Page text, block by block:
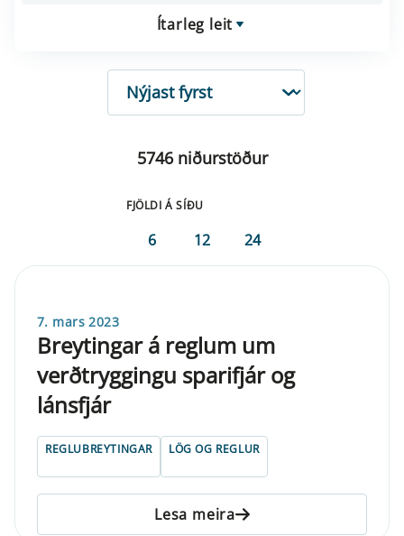
Ítarleg leit
RÖÐUN
5746 niðurstöður
FJÖLDI Á SÍÐU
6 12 24
7. mars 2023
Breytingar á reglum um
verðtryggingu sparifjár og
lánsfjár
REGLUBREYTINGAR LÖG OG REGLUR
Lesa meira